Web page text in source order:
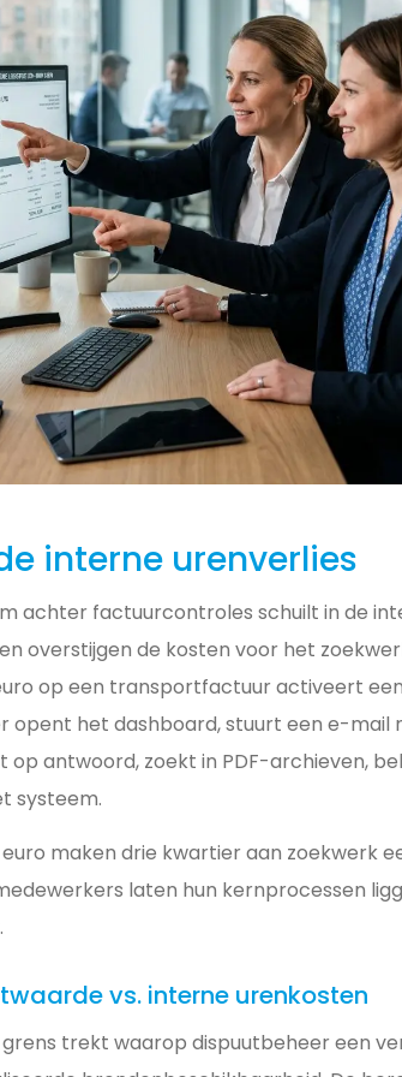
interne urenverlies
achter factuurcontroles schuilt in de
overstijgen de kosten voor het
op een transportfactuur activeert
opent het dashboard, stuurt een e-mail
antwoord, zoekt in PDF-archieven,
systeem.
maken drie kwartier aan zoekwerk
laten hun kernprocessen
vs. interne urenkosten
trekt waarop dispuutbeheer een